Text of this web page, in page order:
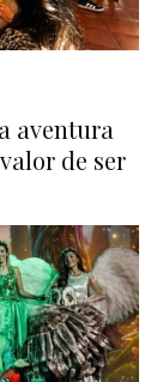
aventura
de ser